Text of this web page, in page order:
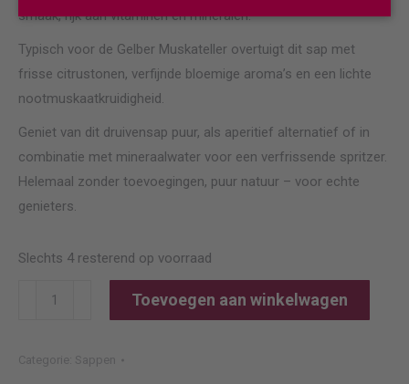
smaak, rijk aan vitaminen en mineralen.
Typisch voor de Gelber Muskateller overtuigt dit sap met
frisse citrustonen, verfijnde bloemige aroma’s en een lichte
nootmuskaatkruidigheid.
Geniet van dit druivensap puur, als aperitief alternatief of in
combinatie met mineraalwater voor een verfrissende spritzer.
Helemaal zonder toevoegingen, puur natuur – voor echte
genieters.
Slechts 4 resterend op voorraad
vom
Toevoegen aan winkelwagen
Categorie: Sappen